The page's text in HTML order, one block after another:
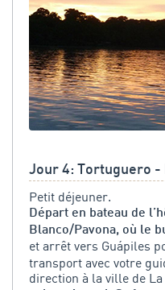
Jour 4: Tortuguero -
Petit déjeuner.
Départ en bateau de
Blanco/Pavona, où le
et arrêt vers Guápiles
transport avec votre
direction à la ville de